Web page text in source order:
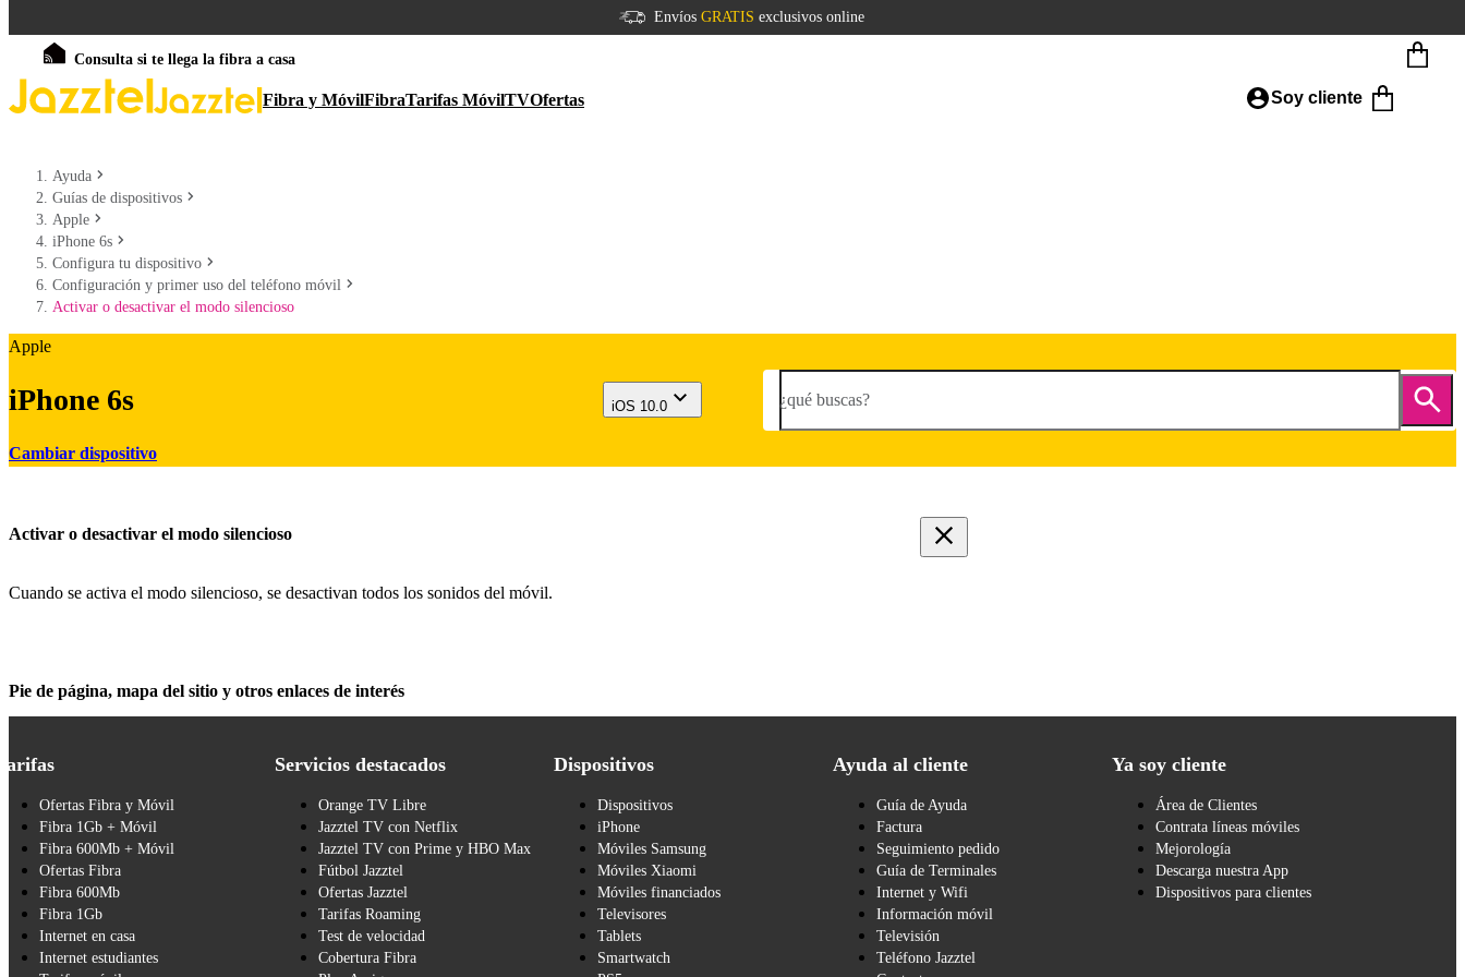
Envíos GRATIS exclusivos online
Consulta si te llega la fibra a casa
Fibra y MóvilFibraTarifas MóvilTVOfertas Soy cliente
Ayuda
Guías de dispositivos
Apple
iPhone 6s
Configura tu dispositivo
Configuración y primer uso del teléfono móvil
Activar o desactivar el modo silencioso
Apple
iPhone 6s
Cambiar dispositivo
iOS 10.0 ¿qué buscas?
Activar o desactivar el modo silencioso
Cuando se activa el modo silencioso, se desactivan todos los sonidos del móvil.
Pie de página, mapa del sitio y otros enlaces de interés
Ofertas Fibra y Móvil
Fibra 1Gb + Móvil
Fibra 600Mb + Móvil
Ofertas Fibra
Fibra 600Mb
Fibra 1Gb
Internet en casa
Internet estudiantes
Servicios destacados
Orange TV Libre
Jazztel TV con Netflix
Jazztel TV con Prime y HBO Max
Fútbol Jazztel
Ofertas Jazztel
Tarifas Roaming
Test de velocidad
Cobertura Fibra
Dispositivos
Dispositivos
iPhone
Móviles Samsung
Móviles Xiaomi
Móviles financiados
Televisores
Tablets
Smartwatch
Ayuda al cliente
Guía de Ayuda
Factura
Seguimiento pedido
Guía de Terminales
Internet y Wifi
Información móvil
Televisión
Teléfono Jazztel
Ya soy cliente
Área de Clientes
Contrata líneas móviles
Mejorología
Descarga nuestra App
Dispositivos para clientes